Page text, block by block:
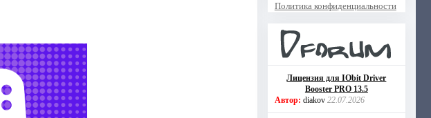
Политика конфиденциальности
Лицензия для IObit Driver
Booster PRO 13.5
Автор: diakov 22.07.2026